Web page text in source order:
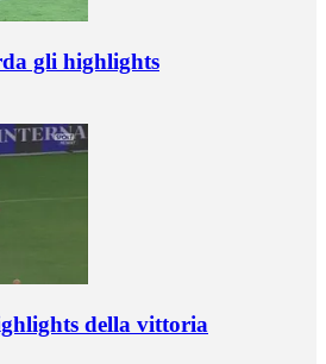
gli highlights
della vittoria